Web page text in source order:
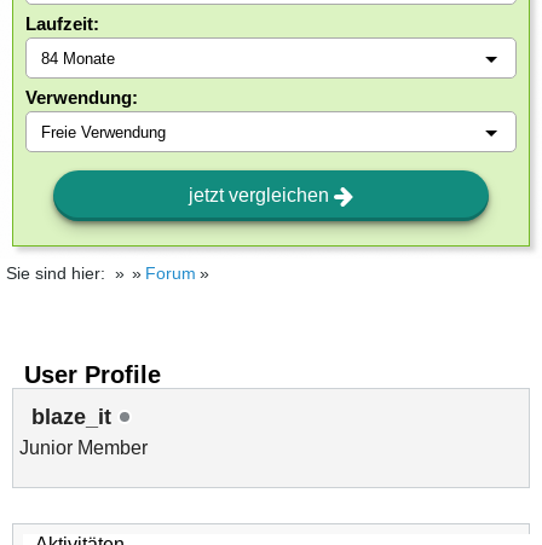
Laufzeit:
Verwendung:
jetzt vergleichen
Sie sind hier: Forum
User Profile
blaze_it
Junior Member